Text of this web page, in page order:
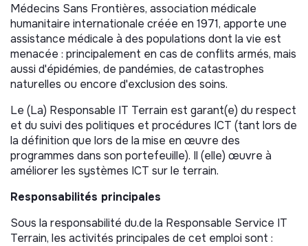
Médecins Sans Frontières, association médicale
humanitaire internationale créée en 1971, apporte une
assistance médicale à des populations dont la vie est
menacée : principalement en cas de conflits armés, mais
aussi d'épidémies, de pandémies, de catastrophes
naturelles ou encore d'exclusion des soins.
Le (La) Responsable IT Terrain est garant(e) du respect
et du suivi des politiques et procédures ICT (tant lors de
la définition que lors de la mise en œuvre des
programmes dans son portefeuille). Il (elle) œuvre à
améliorer les systèmes ICT sur le terrain.
Responsabilités principales
Sous la responsabilité du.de la Responsable Service IT
Terrain, les activités principales de cet emploi sont :